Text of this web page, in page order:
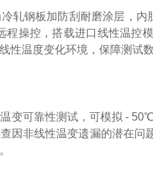
轧钢板加防刮耐磨涂层，
程操控，搭载进口线性温控
性温度变化环境，保障测试
变可靠性测试，可模拟 -
因非线性温变遗漏的潜在问